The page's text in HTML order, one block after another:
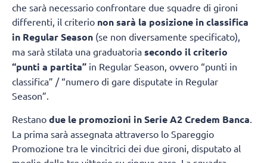
che sarà necessario confrontare due squadre di gironi
differenti, il criterio non sarà la posizione in classifica
in Regular Season (se non diversamente specificato),
ma sarà stilata una graduatoria secondo il criterio
“punti a partita” in Regular Season, ovvero “punti in
classifica” / “numero di gare disputate in Regular
Season”.
Restano due le promozioni in Serie A2 Credem Banca
La prima sarà assegnata attraverso lo Spareggio
Promozione tra le vincitrici dei due gironi, disputato al